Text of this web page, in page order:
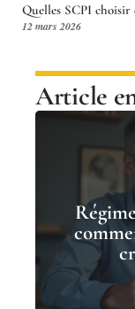
Quelles SCPI choisir
12 mars 2026
Article